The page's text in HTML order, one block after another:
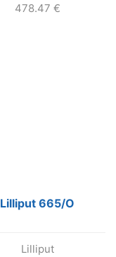
478.47 €
Lilliput 665/O
Lilliput